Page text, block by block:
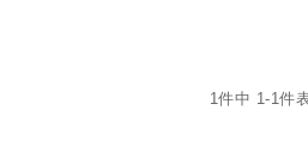
1件中 1-1件